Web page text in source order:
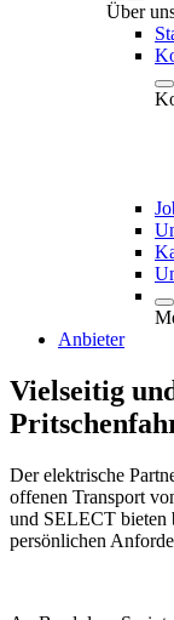
Über
Anbieter
Vielseitig
Der elektrische
offenen Transport
und SELECT bieten
persönlichen